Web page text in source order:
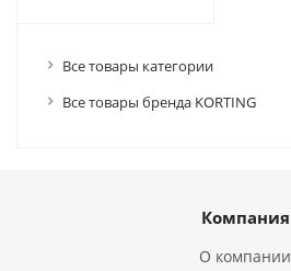
Все товары категории
Все товары бренда KORTING
Компания
О компании